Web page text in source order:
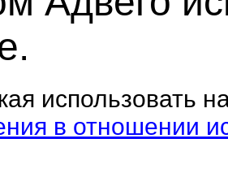
использовать
в отношении